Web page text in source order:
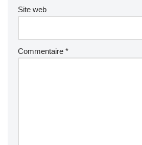
Site web
Commentaire *